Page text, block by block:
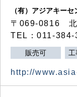
（有）アジアキーセ
〒069-0816 北
TEL：011-
販売可
http://